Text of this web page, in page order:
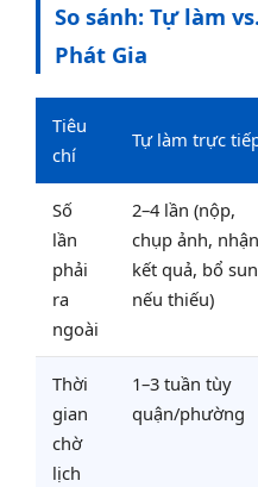
So sánh: Tự làm
Phát Gia
Tiêu
chí
Tự làm trực
Số
lần
phải
ra
ngoài
2–4 lần (nộp,
chụp ảnh, nhận
kết quả, bổ
nếu thiếu)
Thời
gian
chờ
lịch
1–3 tuần tùy
quận/phường